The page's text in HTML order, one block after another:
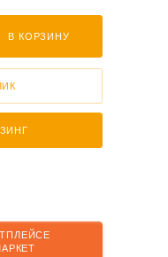
В КОРЗИНУ